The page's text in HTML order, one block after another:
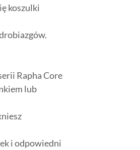
koszulki
Rapha Core
lub
i odpowiedni